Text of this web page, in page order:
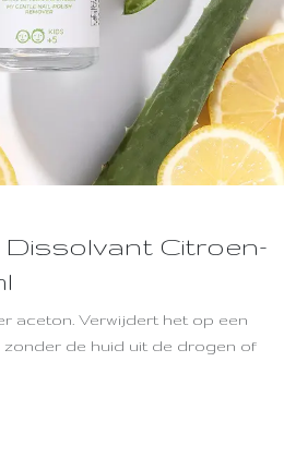
Dissolvant Citroen-
aceton. Verwijdert het op een
zonder de huid uit de drogen of